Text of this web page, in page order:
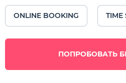
ONLINE BOOKING TIME
ПОПРОБОВАТЬ